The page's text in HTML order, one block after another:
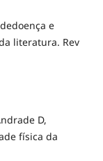
e
literatura. Rev
D,
física da